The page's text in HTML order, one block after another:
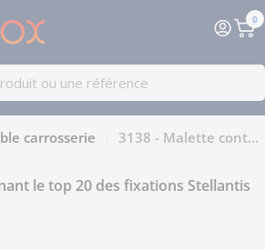
0
carrosserie 3138 - Malette contenant le top 20 des fixations Stellantis RESTAGRAF
le top 20 des fixations Stellantis